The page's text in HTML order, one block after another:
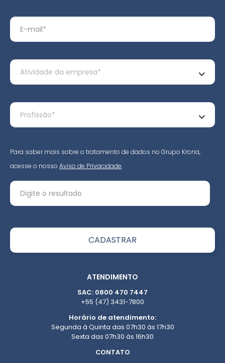
Para saber mais sobre o tratamento de dados no Grupo Krona,
acesse o nosso Aviso de Privacidade.
ATENDIMENTO
SAC: 0800 470 7447
+55 (47) 3431-7800
Horário de atendimento:
Segunda à Quinta das 07h30 às 17h30
Sexta das 07h30 às 16h30
CONTATO